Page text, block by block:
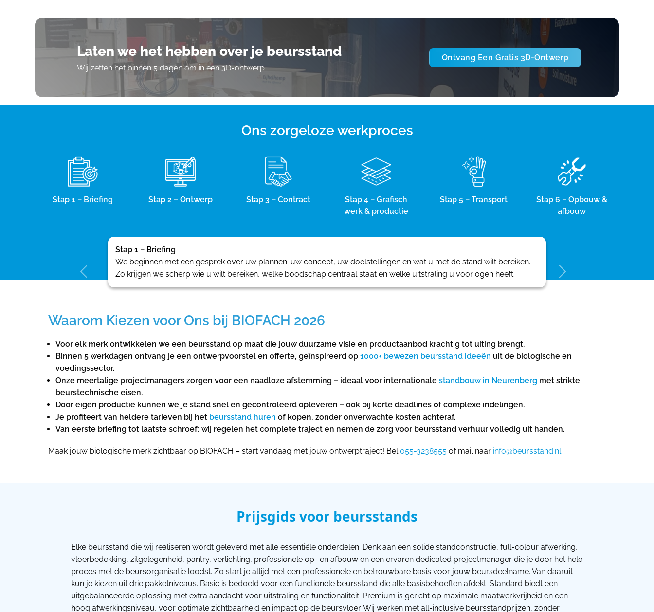
Laten we het hebben over je beursstand
Wij zetten het binnen 5 dagen om in een 3D-ontwerp
Ontvang Een Gratis 3D-Ontwerp
Ons zorgeloze werkproces
Stap 1 – Briefing Stap 2 – Ontwerp Stap 3 – Contract
Stap 4 – Grafisch
werk & productie
Stap 5 – Transport
Stap 6 – Opbouw &
afbouw
Stap 1 – Briefing
We beginnen met een gesprek over uw plannen: uw concept, uw doelstellingen en wat u met de stand wilt bereiken.
Zo krijgen we scherp wie u wilt bereiken, welke boodschap centraal staat en welke uitstraling u voor ogen heeft.
Waarom Kiezen voor Ons bij BIOFACH 2026
Voor elk merk ontwikkelen we een beursstand op maat die jouw duurzame visie en productaanbod krachtig tot uiting brengt.
Binnen 5 werkdagen ontvang je een ontwerpvoorstel en offerte, geïnspireerd op 1000+ bewezen beursstand ideeën uit de biologische en
voedingssector.
Onze meertalige projectmanagers zorgen voor een naadloze afstemming – ideaal voor internationale standbouw in Neurenberg met strikte
beurstechnische eisen.
Door eigen productie kunnen we je stand snel en gecontroleerd opleveren – ook bij korte deadlines of complexe indelingen.
Je profiteert van heldere tarieven bij het beursstand huren of kopen, zonder onverwachte kosten achteraf.
Van eerste briefing tot laatste schroef: wij regelen het complete traject en nemen de zorg voor beursstand verhuur volledig uit handen.
Maak jouw biologische merk zichtbaar op BIOFACH – start vandaag met jouw ontwerptraject! Bel055-3238555 of mail naar info@beursstand.nl.
Prijsgids voor beursstands
Elke beursstand die wij realiseren wordt geleverd met alle essentiële onderdelen. Denk aan een solide standconstructie, full-colour afwerking,
vloerbedekking, zitgelegenheid, pantry, verlichting, professionele op- en afbouw en een ervaren dedicated projectmanager die je door het hele
proces met de beursorganisatie loodst. Zo start je altijd met een professionele en betrouwbare basis voor jouw beursdeelname. Van daaruit
kun je kiezen uit drie pakketniveaus. Basic is bedoeld voor een functionele beursstand die alle basisbehoeften afdekt. Standard biedt een
uitgebalanceerde oplossing met extra aandacht voor uitstraling en functionaliteit. Premium is gericht op maximale maatwerkvrijheid en een
hoog afwerkingsniveau, voor optimale zichtbaarheid en impact op de beursvloer. Wij werken met all-inclusive beursstandprijzen, zonder